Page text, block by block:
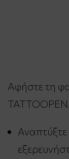
Αφήστε τη
TATTOOPEN!